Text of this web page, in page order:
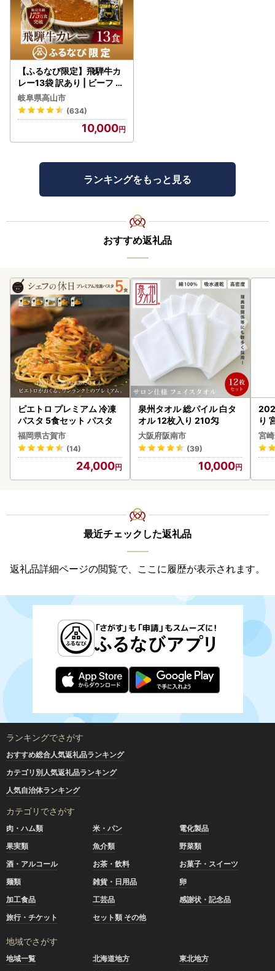
【ふるなび限定】飛騨牛カ
レー13袋 訳あり | ビーフ レ
トルト 訳あり DC006-CP
01 FN-Limited-VO
岐阜県高山市
(634)
10,000
ランキングをもっと見る
おすすめ返礼品
ピエトロ プレミアム 冷凍
パスタ 5食セット パスタ
福岡県古賀市
(14)
24,000
泉州タオル 総パイル 白タ
オル 12枚入り 210匁
大阪府阪南市
(39)
10,000
り
宮
最近チェックした返礼品
返礼品詳細ページの閲覧で、ここに履歴が表示されます。
ランキングでさがす
おすすめ総合人気返礼品ランキング
カテゴリ別人気返礼品ランキング
人気自治体ランキング
カテゴリでさがす
肉・ハム類 米・パン
電化製品
果実類
魚介類
野菜類
酒・アルコール
お茶・飲料
お菓子・スイーツ
麺類
雑貨・日用品
卵
加工食品
工芸品
感謝状・記念品
旅行・チケット
セット類 その他
地域でさがす
地域一覧 北海道地方
東北地方